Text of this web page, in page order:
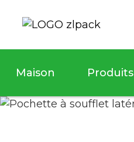
Maison Produits